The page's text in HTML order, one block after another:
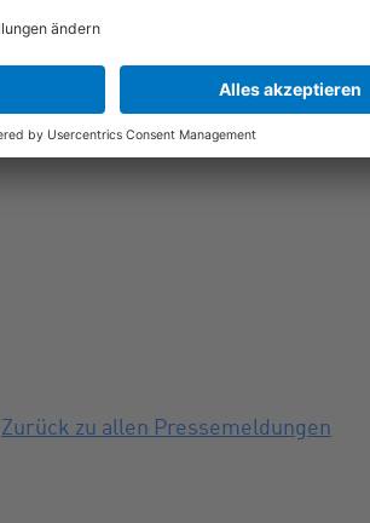
Foto Dietmar Stumböck, Vorstand (JPG
Zurück zu allen Pressemeldungen